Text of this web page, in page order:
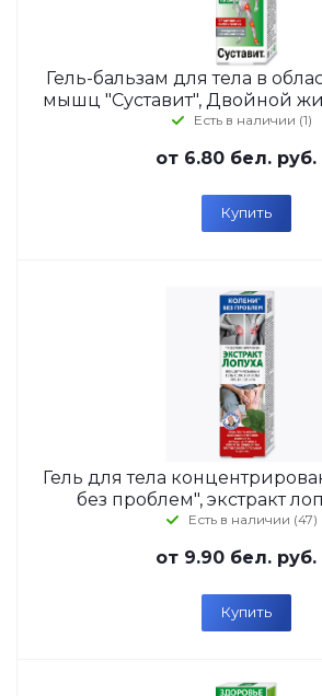
Гель-бальзам для тела в
мышц "Суставит", Двойной
Есть в наличии (1)
от 6.80 бел. руб.
Купить
Гель для тела
без проблем", экстракт
Есть в наличии (47)
от 9.90 бел. руб.
Купить